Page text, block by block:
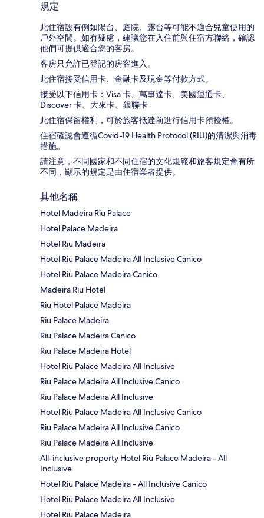
規定
此住宿設有例如陽台、庭院、露台等可能不適合兒童使用的
戶外空間。如有疑慮，建議您在入住前與住宿方聯絡，確認
他們可提供適合您的客房。
客房只允許已登記的房客進入。
此住宿接受信用卡、金融卡及現金等付款方式。
接受以下信用卡：Visa 卡、萬事達卡、美國運通卡、
Discover 卡、大來卡、銀聯卡
此住宿保留權利，可於旅客抵達前進行信用卡預授權。
住宿確認會遵循Covid-19 Health Protocol (RIU)的清潔與消毒
措施。
請注意，不同國家和不同住宿的文化規範和旅客規定會有所
不同，顯示的規定是由住宿業者提供。
其他名稱
Hotel Madeira Riu Palace
Hotel Palace Madeira
Hotel Riu Madeira
Hotel Riu Palace Madeira All Inclusive Canico
Hotel Riu Palace Madeira Canico
Madeira Riu Hotel
Riu Hotel Palace Madeira
Riu Palace Madeira
Riu Palace Madeira Canico
Riu Palace Madeira Hotel
Hotel Riu Palace Madeira All Inclusive
Riu Palace Madeira All Inclusive Canico
Riu Palace Madeira All Inclusive
Hotel Riu Palace Madeira All Inclusive Canico
Riu Palace Madeira All Inclusive Canico
Riu Palace Madeira All Inclusive
All-inclusive property Hotel Riu Palace Madeira - All
Inclusive
Hotel Riu Palace Madeira - All Inclusive Canico
Hotel Riu Palace Madeira All Inclusive
Hotel Riu Palace Madeira